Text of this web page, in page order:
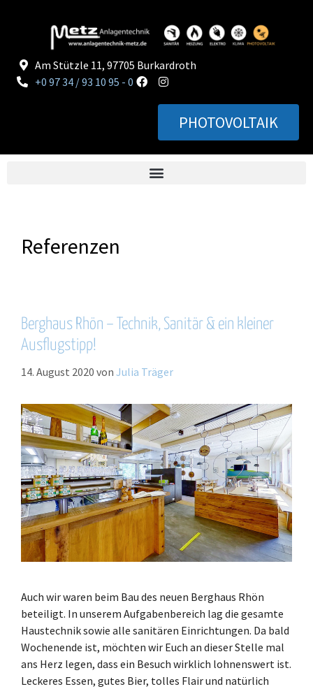
Am Stützle 11, 97705 Burkardroth
+0 97 34 / 93 10 95 - 0
PHOTOVOLTAIK
Referenzen
Berghaus Rhön – Technik, Sanitär & ein kleiner
Ausflugstipp!
14. August 2020 von Julia Träger
Auch wir waren beim Bau des neuen Berghaus Rhön
beteiligt. In unserem Aufgabenbereich lag die gesamte
Haustechnik sowie alle sanitären Einrichtungen. Da bald
Wochenende ist, möchten wir Euch an dieser Stelle mal
ans Herz legen, dass ein Besuch wirklich lohnenswert ist.
Leckeres Essen, gutes Bier, tolles Flair und natürlich